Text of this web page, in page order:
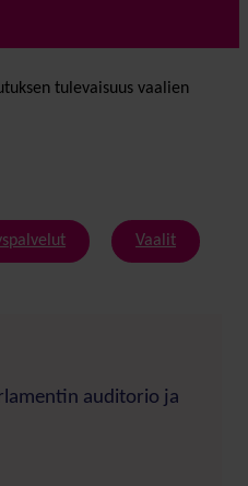
tulevaisuus vaalien
Vaalit
auditorio ja